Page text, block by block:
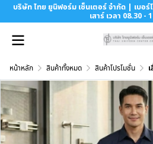
บริษัท ไทย ยูนิฟอร์ม เซ็นเตอร์ จำกัด | เบอร์
เสาร์ เวลา 08.30 -
หน้าหลัก สินค้าทั้งหมด สินค้าโปรโมชั่น